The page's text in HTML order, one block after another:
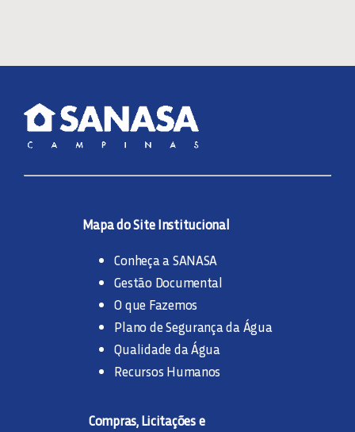
Mapa do Site Institucional
Conheça a SANASA
Gestão Documental
O que Fazemos
Plano de Segurança da Água
Qualidade da Água
Recursos Humanos
Compras, Licitações e